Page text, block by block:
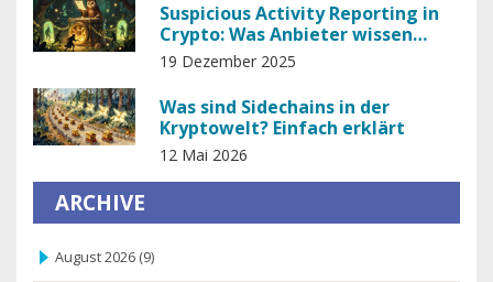
Suspicious Activity Reporting in
Crypto: Was Anbieter wissen
müssen
19 Dezember 2025
Was sind Sidechains in der
Kryptowelt? Einfach erklärt
12 Mai 2026
ARCHIVE
August 2026 (9)